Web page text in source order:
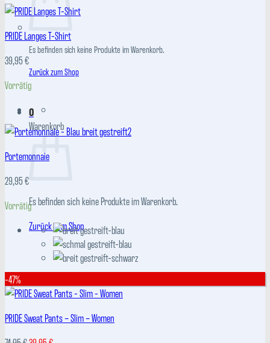
Es befinden sich keine Produkte im Warenkorb.
Zurück zum Shop
0
Warenkorb
Es befinden sich keine Produkte im Warenkorb.
Zurück zum Shop
PRIDE Langes T-Shirt
39,95€
Vorrätig
Portemonnaie
29,95€
Vorrätig
-47%
PRIDE Sweat Pants – Slim – Women